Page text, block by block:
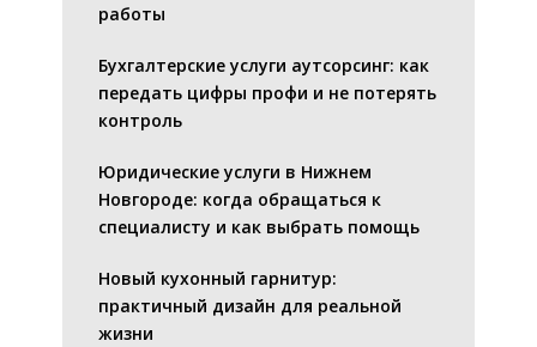
работы
Бухгалтерские услуги аутсорсинг: как
передать цифры профи и не потерять
контроль
Юридические услуги в Нижнем
Новгороде: когда обращаться к
специалисту и как выбрать помощь
Новый кухонный гарнитур:
практичный дизайн для реальной
жизни